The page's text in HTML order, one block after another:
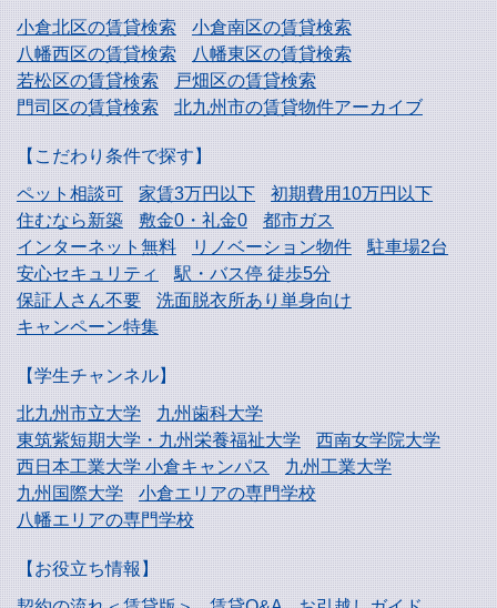
小倉北区の賃貸検索
小倉南区の賃貸検索
八幡西区の賃貸検索
八幡東区の賃貸検索
若松区の賃貸検索
戸畑区の賃貸検索
門司区の賃貸検索
北九州市の賃貸物件アーカイブ
【こだわり条件で探す】
ペット相談可
家賃3万円以下
初期費用10万円以下
住むなら新築
敷金0・礼金0
都市ガス
インターネット無料
リノベーション物件
駐車場2台
安心セキュリティ
駅・バス停 徒歩5分
保証人さん不要
洗面脱衣所あり単身向け
キャンペーン特集
【学生チャンネル】
北九州市立大学
九州歯科大学
東筑紫短期大学・九州栄養福祉大学
西南女学院大学
西日本工業大学小倉キャンパス
九州工業大学
九州国際大学
小倉エリアの専門学校
八幡エリアの専門学校
【お役立ち情報】